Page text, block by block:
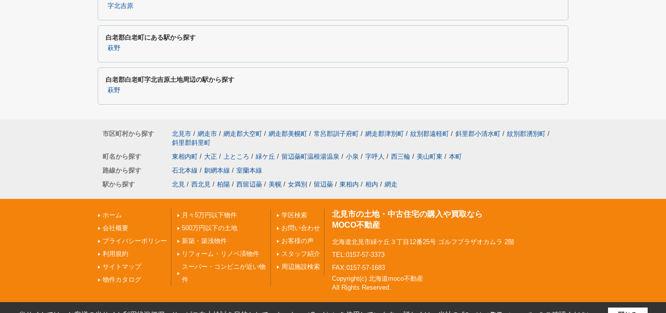
字北吉原
白老郡白老町にある駅から探す
萩野
白老郡白老町字北吉原土地周辺の駅から探す
萩野
市区町村から探す 北見市 / 網走市 / 網走郡大空町 / 網走郡美幌町 / 常呂郡訓子府町 / 網走郡津別町 / 紋別郡遠軽町 / 斜里郡小清水町 / 紋別郡湧別町 /
斜里郡斜里町
町名から探す
東相内町 / 大正 / 上ところ / 緑ケ丘 / 留辺蘂町温根湯温泉 / 小泉 / 字呼人 / 西三輪 / 美山町東 / 本町
路線から探す
石北本線 / 釧網本線 / 室蘭本線
駅から探す
北見 / 西北見 / 柏陽 / 西留辺蘂 / 美幌 / 女満別 / 留辺蘂 / 東相内 / 相内 / 網走
ホーム
会社概要
プライバシーポリシー
利用規約
サイトマップ
物件カタログ
月々5万円以下物件
500万円以下の土地
新築・築浅物件
リフォーム・リノベ済物件
スーパー・コンビニが近い物
件
学区検索
お問い合わせ
お客様の声
スタッフ紹介
周辺施設検索
北見市の土地・中古住宅の購入や買取なら
MOCO不動産
北海道北見市緑ケ丘３丁目12番25号 ゴルフプラザオカムラ 2階
TEL:0157-57-3373
FAX:0157-57-1683
Copyright(c) 北海道moco不動産
All Rights Reserved.